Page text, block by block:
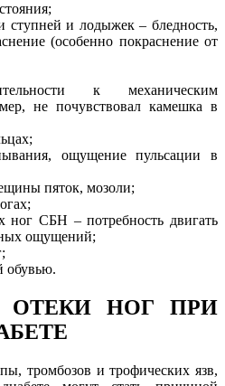
ступней и лодыжек – бледность,
(особенно покраснение от
к механическим
не почувствовал камешка в
ощущение пульсации в
пяток, мозоли;
ног СБН – потребность двигать
ощущений;
обувью.
НОГ ПРИ
тромбозов и трофических язв,